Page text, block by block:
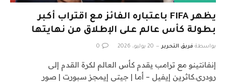
يظهر FIFA باعتباره الفائز مع اقتراب أكبر
بطولة كأس عالم على الإطلاق من نهايتها
بواسطة فريق التحرير 20 يوليو، 2026 0
إنفانتينو مع ترامب يقدم كأس العالم لكرة القدم إلى
رودري.كاثرين إيفيل – أما | جيتي إيمجز سبورت | صور